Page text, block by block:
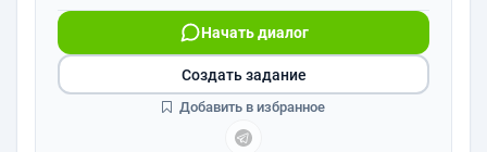
Начать диалог
Создать задание
Добавить в избранное